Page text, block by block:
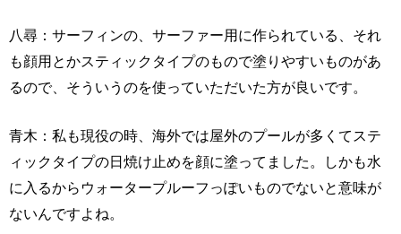
八尋：サーフィンの、サーファー用に作られている、それ
も顔用とかスティックタイプのもので塗りやすいものがあ
るので、そういうのを使っていただいた方が良いです。
青木：私も現役の時、海外では屋外のプールが多くてステ
ィックタイプの日焼け止めを顔に塗ってました。しかも水
に入るからウォータープルーフっぽいものでないと意味が
ないんですよね。